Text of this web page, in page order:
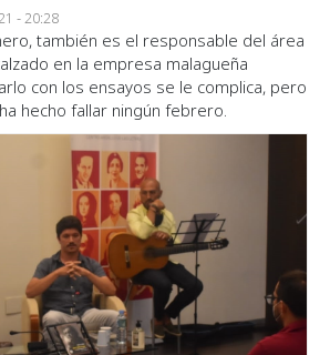
- 20:28
también es el responsable del área
en la empresa malagueña
con los ensayos se le complica, pero
hecho fallar ningún febrero.